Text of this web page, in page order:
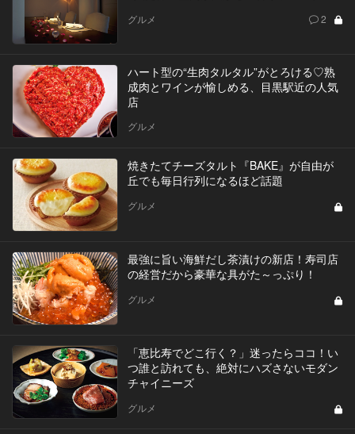
グルメ 2
ハート型の“生肉タルタル”がとろける♡熟
成肉とワインが愉しめる、目黒駅近の人気
店
グルメ
焼きたてチーズタルト『BAKE』が自由が
丘でも毎日行列になるほど話題
グルメ
最強に旨い海鮮だし茶漬けの新店！寿司店
の経営だから豪華な具がた～っぷり！
グルメ
「恵比寿でどこ行く？」迷ったらココ！い
つ誰と訪れても、絶対にハズさないモダン
チャイニーズ
グルメ